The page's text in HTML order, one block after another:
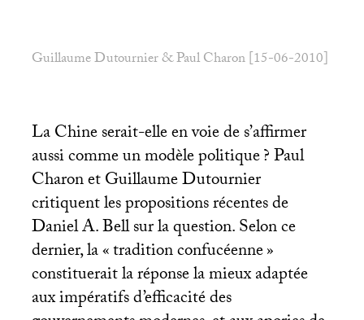
Guillaume Dutournier & Paul Charon [15-06-2010]
La Chine serait-elle en voie de s’affirmer
aussi comme un modèle politique? Paul
Charon et Guillaume Dutournier
critiquent les propositions récentes de
Daniel A. Bell sur la question. Selon ce
dernier, la «tradition confucéenne»
constituerait la réponse la mieux adaptée
aux impératifs d’efficacité des